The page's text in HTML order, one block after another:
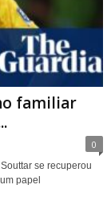
familiar
0
se recuperou
papel